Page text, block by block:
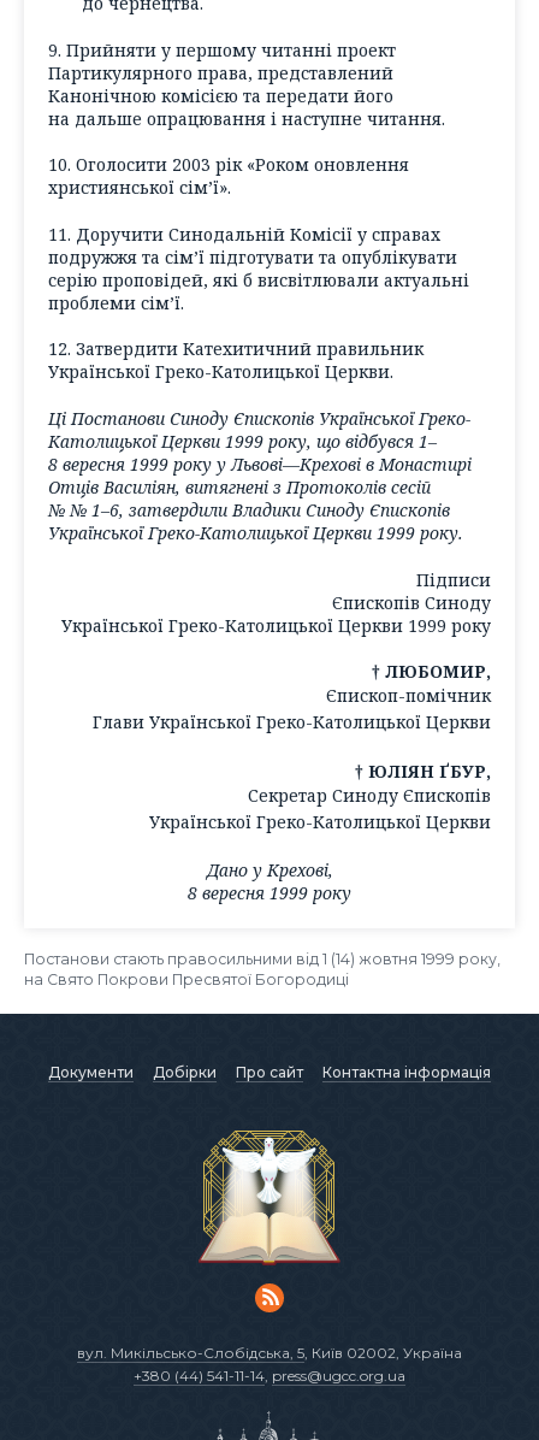
9. Прийняти у першому читанні проект
Партикулярного права, представлений
Канонічною комісією та передати його
на дальше опрацювання і наступне читання.
10. Оголосити 2003 рік «Роком оновлення
християнської сім’ї».
11. Доручити Синодальній Комісії у справах
подружжя та сім’ї підготувати та опублікувати
серію проповідей, які б висвітлювали актуальні
проблеми сім’ї.
12. Затвердити Катехитичний правильник
Української Греко-Католицької Церкви.
Ці Постанови Синоду Єпископів Української Греко-
Католицької Церкви 1999 року, що відбувся 1–
8 вересня 1999 року у Львові—Крехові в Монастирі
Отців Василіян, витягнені з Протоколів сесій
№ № 1–6, затвердили Владики Синоду Єпископів
Української Греко-Католицької Церкви 1999 року.
Підписи
Єпископів Синоду
Української Греко-Католицької Церкви 1999 року
† ЛЮБОМИР,
Єпископ-помічник
Глави Української Греко-Католицької Церкви
† ЮЛІЯН ҐБУР,
Секретар Синоду Єпископів
Української Греко-Католицької Церкви
Дано у Крехові,
8 вересня 1999 року
Постанови стають правосильними від 1 (14) жовтня 1999 року,
на Свято Покрови Пресвятої Богородиці
Документи Добірки Про сайт Контактна інформація
вул. Микільсько-Слобідська, 5, Київ 02002, Україна
+380 (44) 541-11-14, press@ugcc.org.ua